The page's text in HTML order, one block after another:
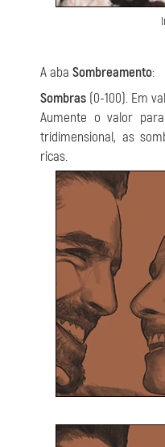
A aba Sombreamento:
Sombras (0-100). Em
Aumente o valor
tridimensional, as
ricas.